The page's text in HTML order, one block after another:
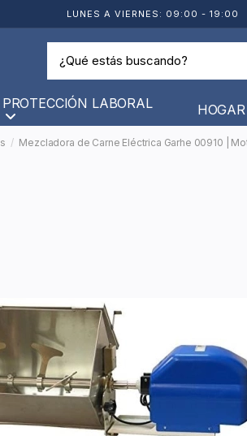
LUNES A VIERNES: 09:00 - 19:00
PROTECCIÓN LABORAL HOGAR
Mezcladora de Carne Eléctrica Garhe 00910 |